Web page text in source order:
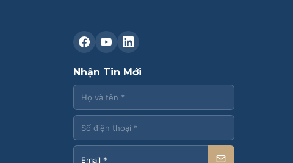
Nhận Tin Mới
Chat Zalo
Chat Facebook